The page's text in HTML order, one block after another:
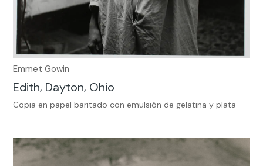
Emmet Gowin
Edith, Dayton, Ohio
Copia en papel baritado con emulsión de gelatina y plata